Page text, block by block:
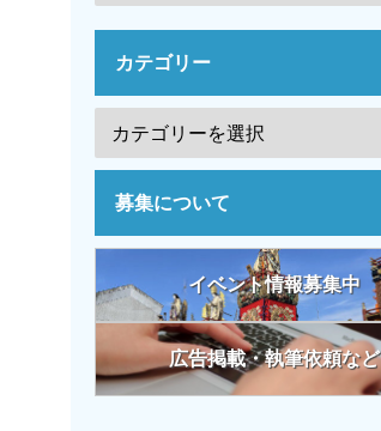
カテゴリー
募集について
イベント情報募集中
広告掲載・執筆依頼など